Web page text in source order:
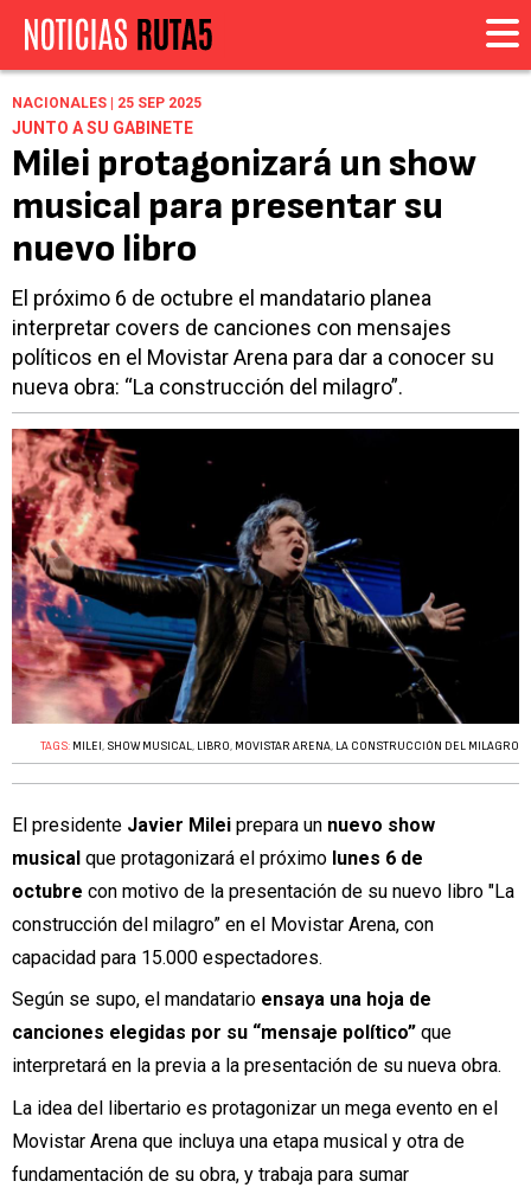
NACIONALES | 25 SEP 2025
JUNTO A SU GABINETE
Milei protagonizará un show
musical para presentar su
nuevo libro
El próximo 6 de octubre el mandatario planea
interpretar covers de canciones con mensajes
políticos en el Movistar Arena para dar a conocer su
nueva obra: “La construcción del milagro”.
TAGS: MILEI , SHOW MUSICAL, LIBRO, MOVISTAR ARENA, LA CONSTRUCCIÓN DEL MILAGRO
El presidente Javier Milei prepara un nuevo show
musical que protagonizará el próximo lunes 6 de
octubre con motivo de la presentación de su nuevo libro "La
construcción del milagro” en el Movistar Arena, con
capacidad para 15.000 espectadores.
Según se supo, el mandatario ensaya una hoja de
canciones elegidas por su “mensaje político” que
interpretará en la previa a la presentación de su nueva obra.
La idea del libertario es protagonizar un mega evento en el
Movistar Arena que incluya una etapa musical y otra de
fundamentación de su obra, y trabaja para sumar